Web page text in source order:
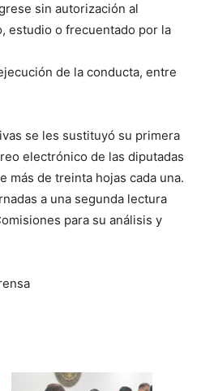
sin autorización al
estudio o frecuentado por la
de la conducta, entre
se les sustituyó su primera
electrónico de las diputadas
más de treinta hojas cada una.
a una segunda lectura
para su análisis y